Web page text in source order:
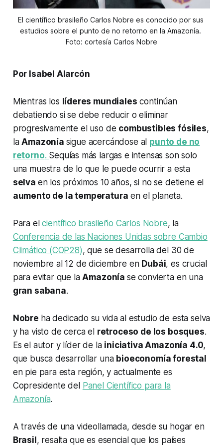
El científico brasileño Carlos Nobre es conocido por sus
estudios sobre el punto de no retorno en la Amazonía.
Foto: cortesía Carlos Nobre
Por Isabel Alarcón
Mientras los líderes mundiales continúan
debatiendo si se debe reducir o eliminar
progresivamente el uso de combustibles fósiles,
laAmazonía sigue acercándose al punto de no
retorno. Sequías más largas e intensas son solo
una muestra de lo que le puede ocurrir a esta
selva en los próximos 10 años, si no se detiene el
aumento de la temperatura en el planeta.
Para elcientífico brasileño Carlos Nobre, la
Conferencia de las Naciones Unidas sobre Cambio
Climático (COP28), que se desarrolla del 30 de
noviembre al 12 de diciembre en Dubái, es crucial
para evitar que laAmazonía se convierta en una
gran sabana.
Nobre ha dedicado su vida al estudio de esta selva
y ha visto de cerca el retroceso de los bosques.
Es el autor y líder de la iniciativa Amazonía 4.0,
que busca desarrollar una bioeconomía forestal
en pie para esta región, y actualmente es
Copresidente del
Panel Científico para la
Amazonía.
A través de una videollamada, desde su hogar en
Brasil , resalta que es esencial que los países